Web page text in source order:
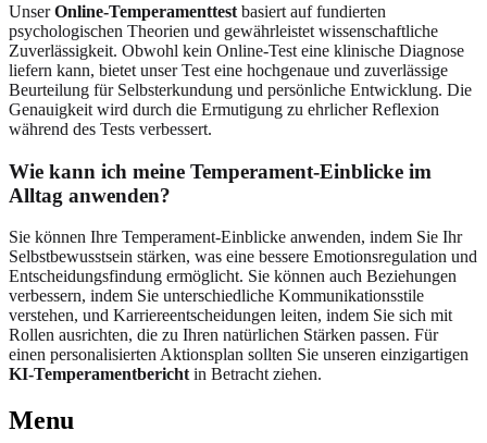
UnserOnline-Temperamenttest basiert auf fundierten
psychologischen Theorien und gewährleistet wissenschaftliche
Zuverlässigkeit. Obwohl kein Online-Test eine klinische Diagnose
liefern kann, bietet unser Test eine hochgenaue und zuverlässige
Beurteilung für Selbsterkundung und persönliche Entwicklung. Die
Genauigkeit wird durch die Ermutigung zu ehrlicher Reflexion
während des Tests verbessert.
Wie kann ich meine Temperament-Einblicke im
Alltag anwenden?
Sie können Ihre Temperament-Einblicke anwenden, indem Sie Ihr
Selbstbewusstsein stärken, was eine bessere Emotionsregulation und
Entscheidungsfindung ermöglicht. Sie können auch Beziehungen
verbessern, indem Sie unterschiedliche Kommunikationsstile
verstehen, und Karriereentscheidungen leiten, indem Sie sich mit
Rollen ausrichten, die zu Ihren natürlichen Stärken passen. Für
einen personalisierten Aktionsplan sollten Sie unseren einzigartigen
KI-Temperamentbericht in Betracht ziehen.
Menu